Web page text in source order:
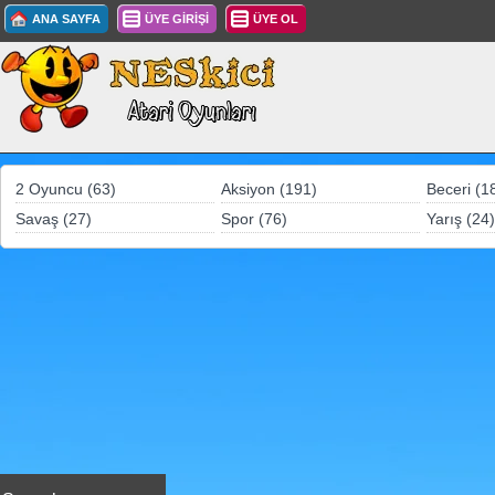
ANA SAYFA ÜYE GİRİŞİ ÜYE OL
2 Oyuncu (63) Aksiyon (191)
Beceri
Savaş (27)
Spor (76) Yarış (24)